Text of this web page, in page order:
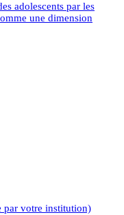
adolescents par les
une dimension
par votre institution)